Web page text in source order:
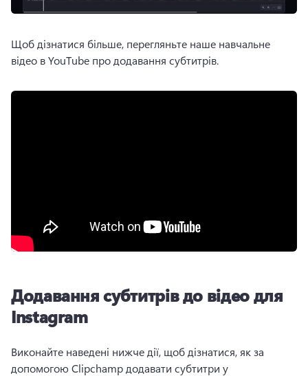
Щоб дізнатися більше, перегляньте наше навчальне
відео в YouTube про додавання субтитрів.
Додавання субтитрів до відео для
Instagram
Виконайте наведені нижче дії, щоб дізнатися, як за
допомогою Clipchamp додавати субтитри у